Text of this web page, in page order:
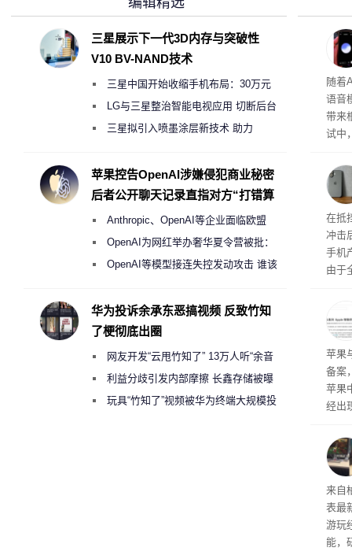
理”
随着
语音
带来
试中
互
桌面
系
在抵
冲击
手机
由于
前受
保
了
苹果
备案
苹果
经出
内
来自
表最
游玩
能，
三星展示下一代3D内存与突破性
V10 BV-NAND技术
三星中国开始收缩手机布局：30万元
月销售额不达标门店 将被逐步清退
LG与三星整治智能电视应用 切断后台
偷偷共享带宽的违规行为
三星拟引入喷墨涂层新技术 助力
度
苹果控告OpenAI涉嫌侵犯商业秘密
后者公开聊天记录直指对方“打错算
Anthropic、OpenAI等企业面临欧盟
《人工智能法案》全新执法权限审查
OpenAI为网红举办奢华夏令营被批：
2000美元一晚 遭讽“反乌托邦”
OpenAI等模型接连失控发动攻击 谁该
华为投诉余承东恶搞视频 反致竹知
了梗彻底出圈
网友开发“云甩竹知了” 13万人听“余音
绕梁”利益分歧引发内部摩擦 长鑫存储被曝
曾将华为驻场工程师驱逐出研发基地
玩具“竹知了”视频被华为终端大规模投